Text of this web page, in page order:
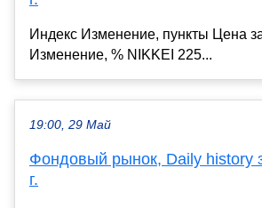
Индекс Изменение, пункты Цена
Изменение, % NIKKEI 225...
19:00, 29 Май
Фондовый рынок, Daily history
г.